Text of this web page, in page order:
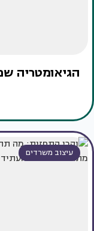
הגיאומטריה
עיצוב משרדים